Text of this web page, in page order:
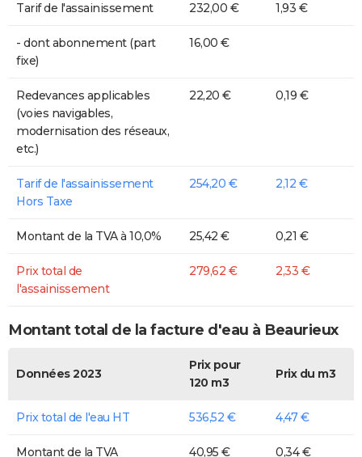
Tarif de l'assainissement 232,00 € 1,93 €
- dont abonnement (part
fixe)
16,00 €
Redevances applicables
(voies navigables,
modernisation des réseaux,
etc.)
22,20 € 0,19 €
Tarif de l'assainissement
Hors Taxe
254,20 € 2,12 €
Montant de la TVA à 10,0% 25,42 € 0,21 €
Prix total de
l'assainissement
279,62 € 2,33 €
Montant total de la facture d'eau à Beaurieux
Données 2023
Prix pour
120 m3
Prix du m3
Prix total de l'eau HT 536,52 € 4,47 €
Montant de la TVA 40,95 € 0,34 €